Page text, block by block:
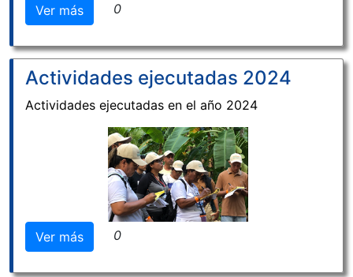
Ver más 0
Actividades ejecutadas 2024
Actividades ejecutadas en el año 2024
Ver más 0